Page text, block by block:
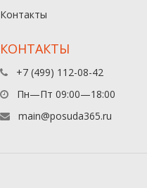
Контакты
КОНТАКТЫ
+7 (499) 112-08-42
Пн—Пт 09:00—18:00
main@posuda365.ru